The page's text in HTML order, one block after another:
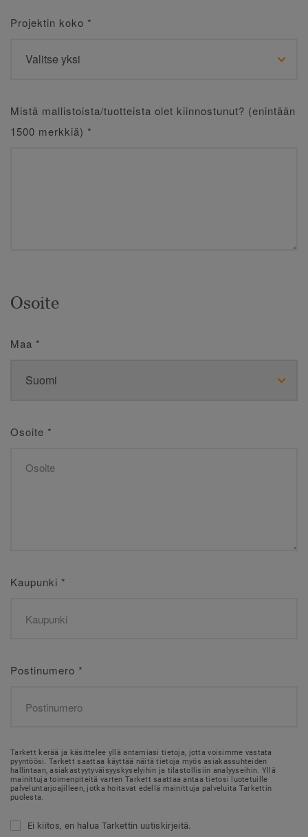
Projektin koko *
Mistä mallistoista/tuotteista olet kiinnostunut? (enintään
1500 merkkiä) *
Osoite
Maa *
Osoite *
Kaupunki *
Postinumero *
Tarkett kerää ja käsittelee yllä antamiasi tietoja, jotta voisimme vastata
pyyntöösi. Tarkett saattaa käyttää näitä tietoja myös asiakassuhteiden
hallintaan, asiakastyytyväisyyskyselyihin ja tilastollisiin analyyseihin. Yllä
mainittuja toimenpiteitä varten Tarkett saattaa antaa tietosi luotetuille
palveluntarjoajilleen, jotka hoitavat edellä mainittuja palveluita Tarkettin
puolesta.
Ei kiitos, en halua Tarkettin uutiskirjeitä.